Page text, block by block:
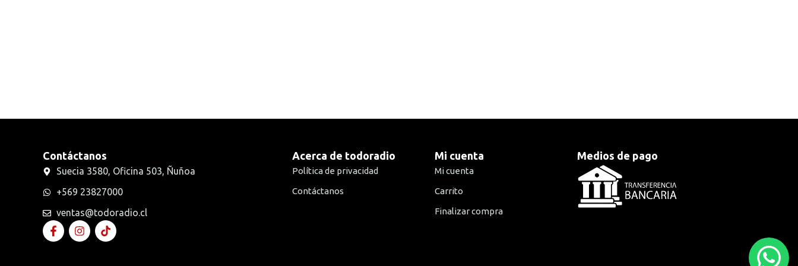
Contáctanos
Suecia 3580, Oficina 503, Ñuñoa
+569 23827000
ventas@todoradio.cl
Acerca de todoradio
Política de privacidad
Contáctanos
Mi cuenta
Mi cuenta
Carrito
Finalizar compra
Medios de pago